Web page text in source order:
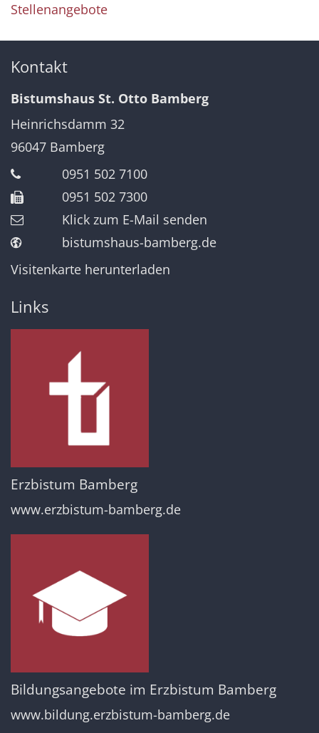
Stellenangebote
Kontakt
Bistumshaus St. Otto Bamberg
Heinrichsdamm 32
96047 Bamberg
0951 502 7100
0951 502 7300
Klick zum E-Mail senden
bistumshaus-bamberg.de
Visitenkarte herunterladen
Links
Erzbistum Bamberg
www.erzbistum-bamberg.de
Bildungsangebote im Erzbistum Bamberg
www.bildung.erzbistum-bamberg.de